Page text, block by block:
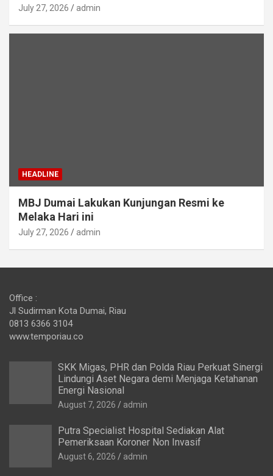
July 27, 2026 admin
HEADLINE
MBJ Dumai Lakukan Kunjungan Resmi ke
Melaka Hari ini
July 27, 2026 admin
Office :
Jl Sudirman Kota Dumai, Riau
0813 6366 3104
www.temporiau.co
SKK Migas, PHR dan Polda Riau Perkuat Sinergi
Lindungi Aset Negara demi Menjaga Ketahanan
Energi Nasional
August 7, 2026 admin
Putra Specialist Hospital Sediakan Alat
Pemeriksaan Koroner Non Invasif
August 6, 2026 admin